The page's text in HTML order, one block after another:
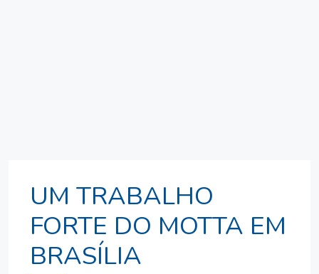
UM TRABALHO
FORTE DO MOTTA EM
BRASÍLIA